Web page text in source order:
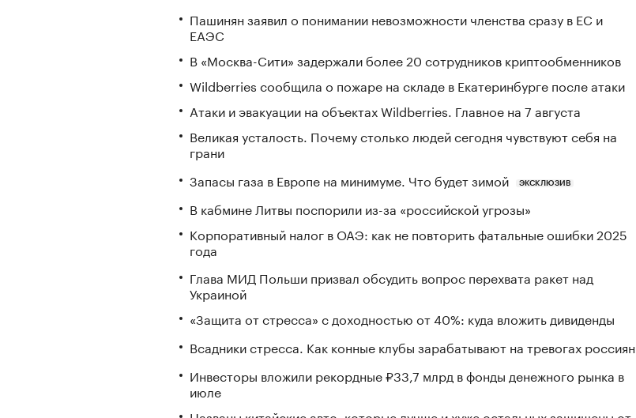
Пашинян заявил о понимании невозможности членства сразу в ЕС и
ЕАЭС
В «Москва-Сити» задержали более 20 сотрудников криптообменников
Wildberries сообщила о пожаре на складе в Екатеринбурге после атаки
Атаки и эвакуации на объектах Wildberries. Главное на 7 августа
Великая усталость. Почему столько людей сегодня чувствуют себя на
грани
Запасы газа в Европе на минимуме. Что будет зимой
ЭКСКЛЮЗИВ
В кабмине Литвы поспорили из-за «российской угрозы»
Корпоративный налог в ОАЭ: как не повторить фатальные ошибки 2025
года
Глава МИД Польши призвал обсудить вопрос перехвата ракет над
Украиной
«Защита от стресса» с доходностью от 40%: куда вложить дивиденды
Всадники стресса. Как конные клубы зарабатывают на тревогах россиян
Инвесторы вложили рекордные ₽33,7 млрд в фонды денежного рынка в
июле